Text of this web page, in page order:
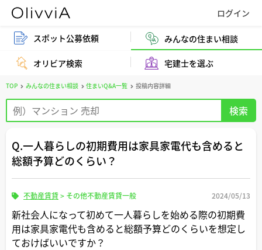
スポット公募依頼 みんなの住まい相談
オリビア検索 宅建士を選ぶ
TOP みんなの住まい相談 住まいQ&A一覧 投稿内容詳細
Q.一人暮らしの初期費用は家具家電代も含めると
総額予算どのくらい？
不動産賃貸> その他不動産賃貸一般 2024/05/13
新社会人になって初めて一人暮らしを始める際の初期費
用は家具家電代も含めると総額予算どのくらいを想定し
ておけばいいですか？